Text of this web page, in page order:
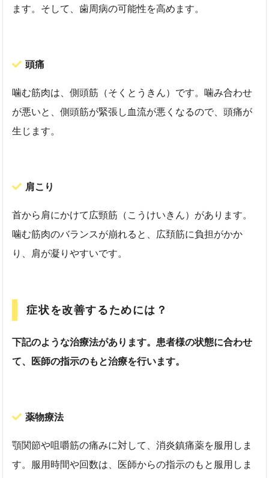
ます。そして、歯周病の可能性を高めます。
頭痛
噛む筋肉は、側頭筋（そくとうきん）です。噛み合わせ
が悪いと、側頭筋が緊張し血流が悪くなるので、頭痛が
生じます。
肩こり
首から肩にかけて広頸筋（こうけいきん）があります。
噛む筋肉のバランスが崩れると、広頚筋に負担がかか
り、肩が凝りやすいです。
症状を改善するためには？
下記のような治療法があります。患者様の状態に合わせ
て、医師の指示のもと治療を行います。
薬物療法
顎関節や咀嚼筋の痛みに対して、消炎鎮痛薬を服用しま
す。服用時間や回数は、医師からの指示のもと服用しま